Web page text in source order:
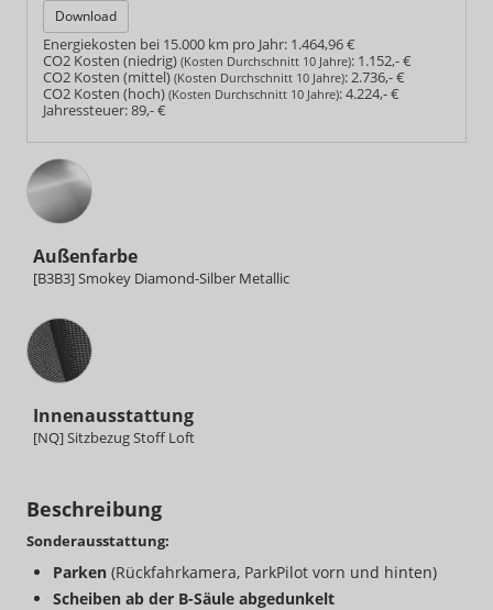
Download
Energiekosten bei 15.000 km pro Jahr: 1.464,96 €
CO2 Kosten (niedrig) (Kosten Durchschnitt 10 Jahre): 1.152,- €
CO2 Kosten (mittel) (Kosten Durchschnitt 10 Jahre):2.736,- €
CO2 Kosten (hoch) (Kosten Durchschnitt 10 Jahre):4.224,- €
Jahressteuer:89,- €
Außenfarbe
[B3B3] Smokey Diamond-Silber Metallic
Innenausstattung
Innenausstattung
[NQ] Sitzbezug Stoff Loft
Beschreibung
Sonderausstattung:
Parken (Rückfahrkamera, ParkPilot vorn und hinten)
Scheiben ab der B-Säule abgedunkelt